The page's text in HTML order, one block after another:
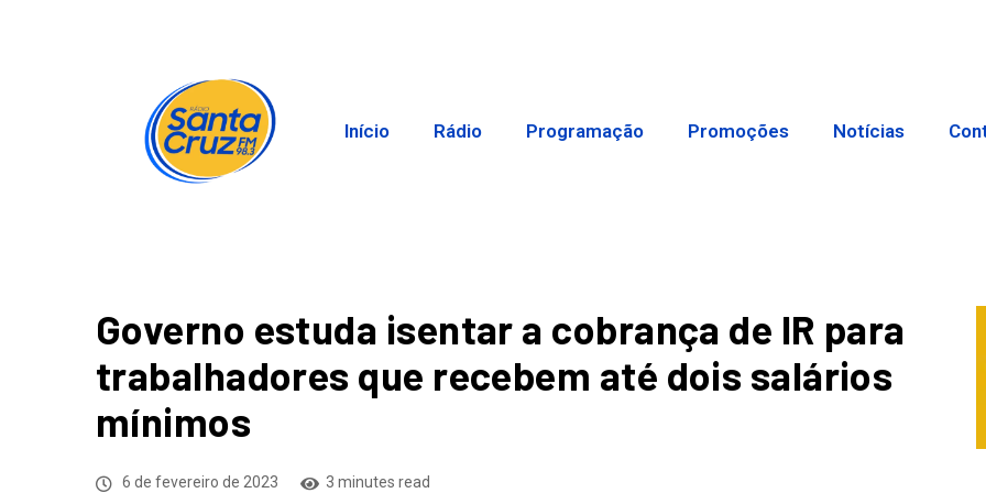
Início Rádio Programação Promoções Notícias
Governo estuda isentar a cobrança de IR para
trabalhadores que recebem até dois salários
mínimos
6 de fevereiro de 2023 3 minutes read